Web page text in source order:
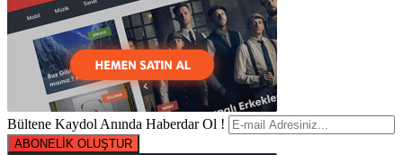
Bültene Kaydol Anında Haberdar Ol !
ABONELİK OLUŞTUR